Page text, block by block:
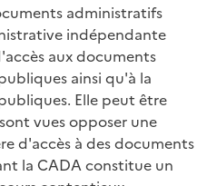
administratifs
indépendante
aux documents
ainsi qu'à la
Elle peut être
vues opposer une
d'accès à des documents
la CADA constitue un